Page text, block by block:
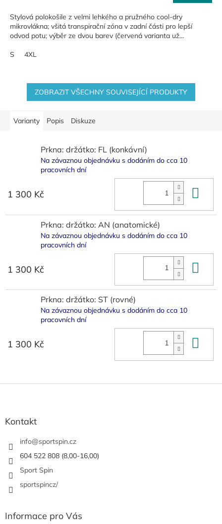
Stylová polokošile z velmi lehkého a pružného cool-dry
mikrovlákna; všitá transpirační zóna v zadní části pro lepší
odvod potu; výběr ze dvou barev (červená varianta už...
S 4XL
ZOBRAZIT VŠECHNY SOUVISEJÍCÍ PRODUKTY
Varianty Popis Diskuze
Prkna: držátko: FL (konkávní)
Na závaznou objednávku s dodáním do cca 10
pracovních dní
1 300 Kč
Prkna: držátko: AN (anatomické)
Na závaznou objednávku s dodáním do cca 10
pracovních dní
1 300 Kč
Prkna: držátko: ST (rovné)
Na závaznou objednávku s dodáním do cca 10
pracovních dní
1 300 Kč
Z
Kontakt
info@sportspin.cz
604 522 808 (8,00-16,00)
Sport Spin
sportspincz/
Informace pro Vás